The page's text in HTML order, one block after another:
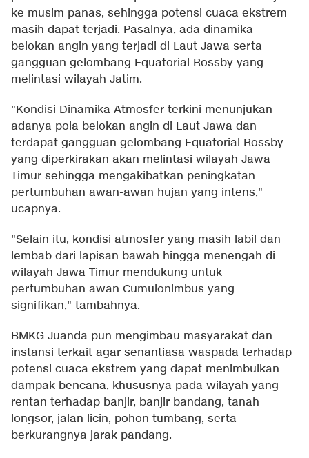
ke musim panas, sehingga potensi cuaca ekstrem
masih dapat terjadi. Pasalnya, ada dinamika
belokan angin yang terjadi di Laut Jawa serta
gangguan gelombang Equatorial Rossby yang
melintasi wilayah Jatim.
"Kondisi Dinamika Atmosfer terkini menunjukan
adanya pola belokan angin di Laut Jawa dan
terdapat gangguan gelombang Equatorial Rossby
yang diperkirakan akan melintasi wilayah Jawa
Timur sehingga mengakibatkan peningkatan
pertumbuhan awan-awan hujan yang intens,"
ucapnya.
"Selain itu, kondisi atmosfer yang masih labil dan
lembab dari lapisan bawah hingga menengah di
wilayah Jawa Timur mendukung untuk
pertumbuhan awan Cumulonimbus yang
signifikan," tambahnya.
BMKG Juanda pun mengimbau masyarakat dan
instansi terkait agar senantiasa waspada terhadap
potensi cuaca ekstrem yang dapat menimbulkan
dampak bencana, khususnya pada wilayah yang
rentan terhadap banjir, banjir bandang, tanah
longsor, jalan licin, pohon tumbang, serta
berkurangnya jarak pandang.